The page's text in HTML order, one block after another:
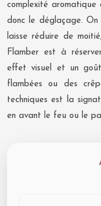
complexité aromatique
donc le déglaçage. On
laisse réduire de
Flamber est à
effet visuel et un goût
flambées ou des
techniques est la
en avant le feu ou le